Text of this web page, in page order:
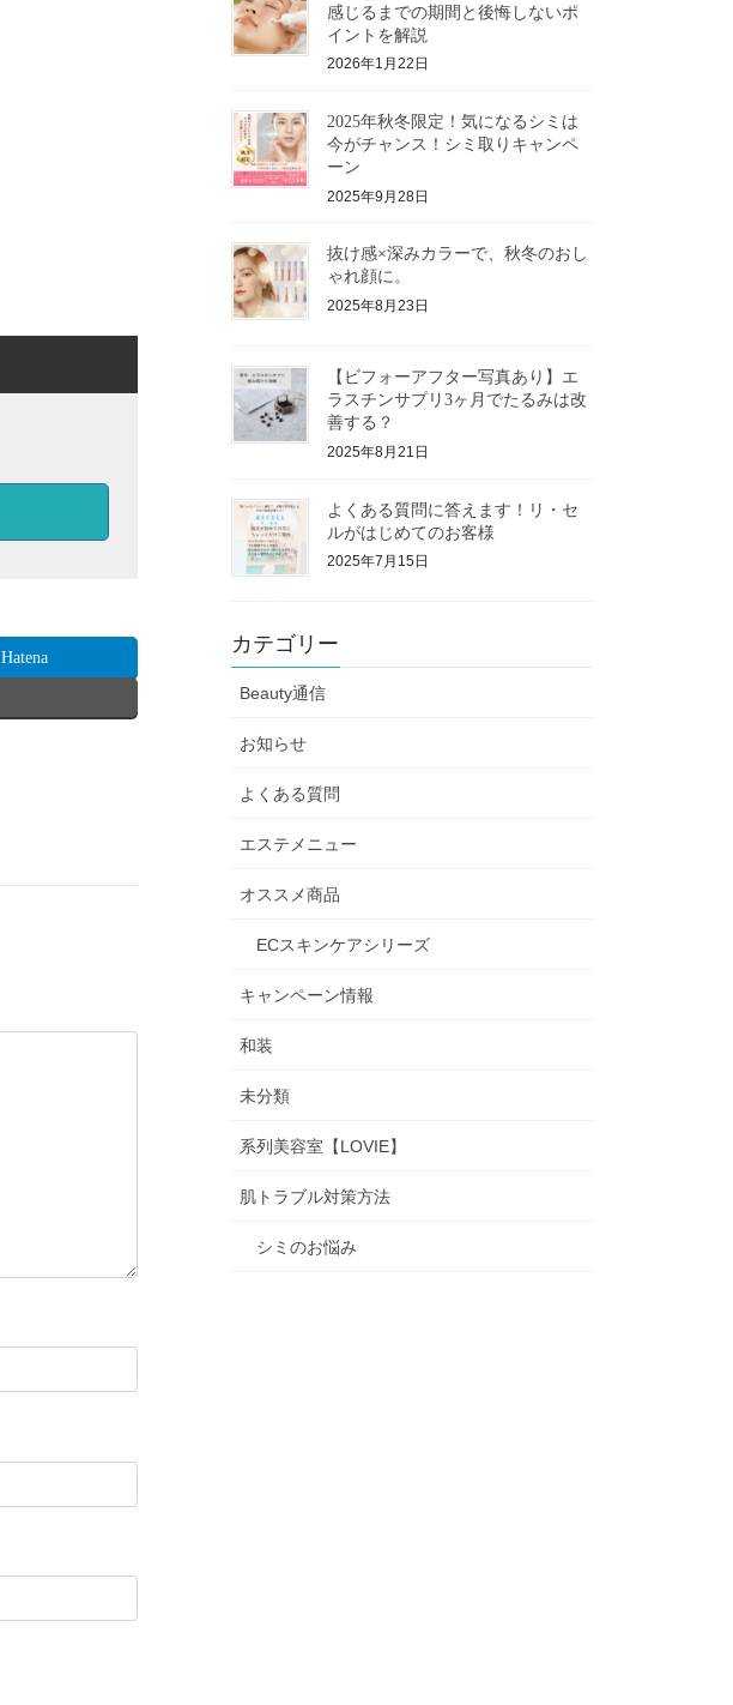
Hatena
感じるまでの期間と後悔しないポ
イントを解説
2026年1月22日
2025年秋冬限定！気になるシミは
今がチャンス！シミ取りキャンペ
ーン
2025年9月28日
抜け感×深みカラーで、秋冬のおし
ゃれ顔に。
2025年8月23日
【ビフォーアフター写真あり】エ
ラスチンサプリ3ヶ月でたるみは改
善する？
2025年8月21日
よくある質問に答えます！リ・セ
ルがはじめてのお客様
2025年7月15日
カテゴリー
Beauty通信
お知らせ
よくある質問
エステメニュー
オススメ商品
ECスキンケアシリーズ
キャンペーン情報
和装
未分類
系列美容室【LOVIE】
肌トラブル対策方法
シミのお悩み